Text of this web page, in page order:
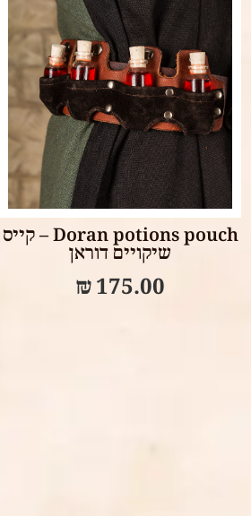
Select options
Doran potions pouch – קייס
שיקויים דוראן
₪ 175.00